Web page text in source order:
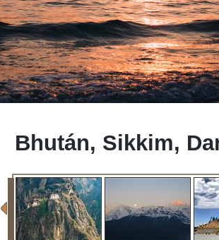
Bhután, Sikkim,